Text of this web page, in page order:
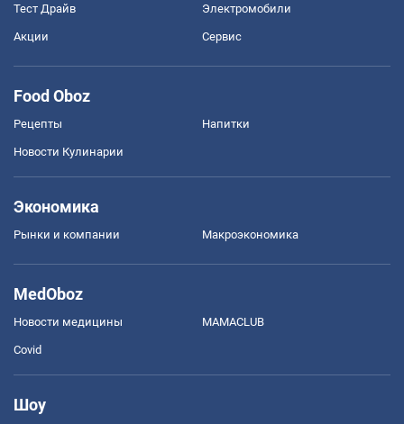
Тест Драйв Электромобили
Акции Сервис
Food Oboz
Рецепты Напитки
Новости Кулинарии
Экономика
Рынки и компании Mакроэкономика
MedOboz
Новости медицины MAMACLUB
Covid
Шоу